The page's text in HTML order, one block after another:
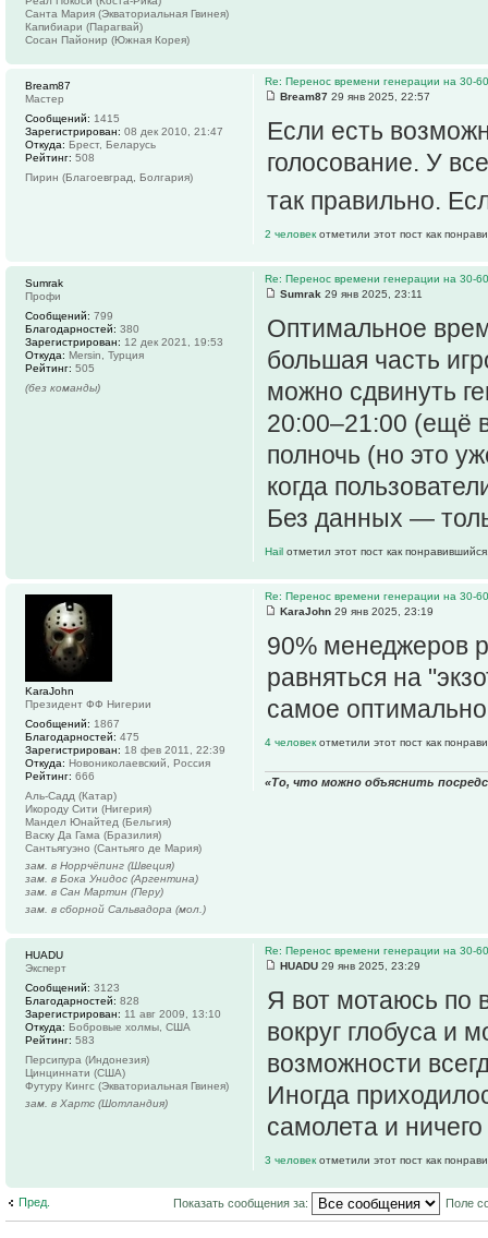
Санта Мария (Экваториальная Гвинея)
Капибиари (Парагвай)
Сосан Пайонир (Южная Корея)
Re: Перенос времени генерации на 30-
Bream87 29 янв 2025, 22:57
Если есть
голосование. У
так правильно.
2 человек отметили этот пост как
Bream87
Мастер
Сообщений: 1415
Зарегистрирован: 08 дек 2010, 21:47
Откуда: Брест, Беларусь
Рейтинг: 508
Пирин (Благоевград, Болгария)
Re: Перенос времени генерации на 30-
Sumrak 29 янв 2025, 23:11
Оптимальное
большая часть
можно сдвинуть
20:00–21:00 (ещё
полночь (но это
когда
Без данных —
Hail отметил этот пост как
Sumrak
Профи
Сообщений: 799
Благодарностей: 380
Зарегистрирован: 12 дек 2021, 19:53
Откуда: Mersin, Турция
Рейтинг: 505
(без команды)
Re: Перенос времени генерации на 30-
KaraJohn 29 янв 2025, 23:19
90% менеджеров
равняться на
самое
4 человек отметили этот пост как
«То, что можно объяснить
KaraJohn
Президент ФФ Нигерии
Сообщений: 1867
Благодарностей: 475
Зарегистрирован: 18 фев 2011, 22:39
Откуда: Новониколаевский, Россия
Рейтинг: 666
Аль-Садд (Катар)
Икороду Сити (Нигерия)
Мандел Юнайтед (Бельгия)
Васку Да Гама (Бразилия)
Сантьягуэно (Сантьяго де Мария)
зам. в Норрчёпинг (Швеция)
зам. в Бока Унидос (Аргентина)
зам. в Сан Мартин (Перу)
зам. в сборной Сальвадора (мол.)
Re: Перенос времени генерации на 30-
HUADU 29 янв 2025, 23:29
Я вот мотаюсь по
вокруг глобуса и
возможности
Иногда
самолета и
3 человек отметили этот пост как
HUADU
Эксперт
Сообщений: 3123
Благодарностей: 828
Зарегистрирован: 11 авг 2009, 13:10
Откуда: Бобровые холмы, США
Рейтинг: 583
Персипура (Индонезия)
Цинциннати (США)
Футуру Кингс (Экваториальная Гвинея)
зам. в Хартс (Шотландия)
Пред. Показать сообщения за: Поле